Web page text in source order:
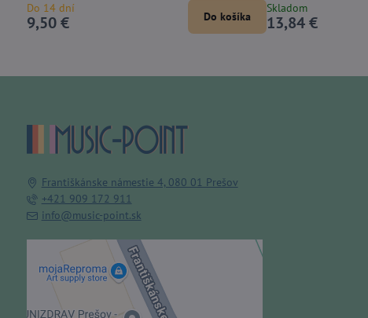
Do 14 dní
9,50 € Do košíka
Skladom
13,84 €
Františkánske námestie 4, 080 01 Prešov
+421 909 172 911
info@music-point.sk
Externý obsah je blokovaný
Voľbami súkromia